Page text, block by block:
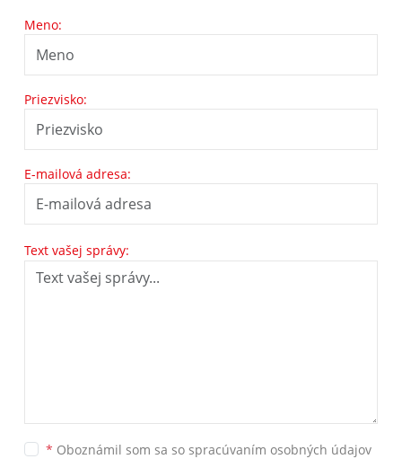
Meno:
Priezvisko:
E-mailová adresa:
Text vašej správy:
* Oboznámil som sa so spracúvaním osobných údajov